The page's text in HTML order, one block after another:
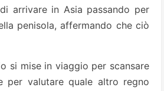
arrivare in Asia passando per
penisola, affermando che ciò
si mise in viaggio per scansare
per valutare quale altro regno